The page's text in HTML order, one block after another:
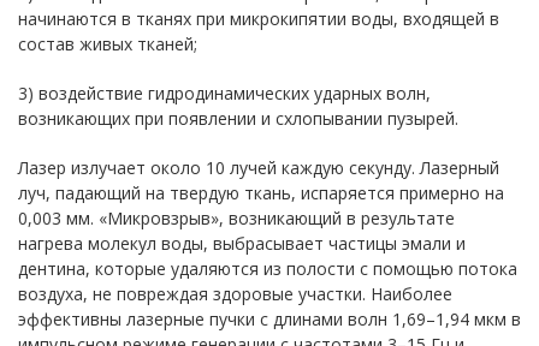
начинаются в тканях при микрокипятии воды, входящей в
состав живых тканей;
3) воздействие гидродинамических ударных волн,
возникающих при появлении и схлопывании пузырей.
Лазер излучает около 10 лучей каждую секунду. Лазерный
луч, падающий на твердую ткань, испаряется примерно на
0,003 мм. «Микровзрыв», возникающий в результате
нагрева молекул воды, выбрасывает частицы эмали и
дентина, которые удаляются из полости с помощью потока
воздуха, не повреждая здоровые участки. Наиболее
эффективны лазерные пучки с длинами волн 1,69–1,94 мкм в